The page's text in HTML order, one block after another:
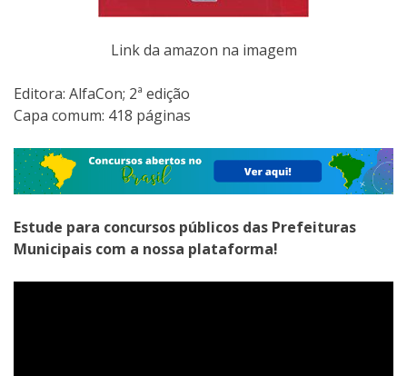
Link da amazon na imagem
Editora:‎ AlfaCon; 2ª edição
Capa comum:‎ 418 páginas
Estude para concursos públicos das Prefeituras
Municipais com a nossa plataforma!